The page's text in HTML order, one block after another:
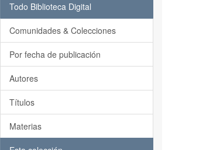
Todo Biblioteca Digital
Comunidades & Colecciones
Por fecha de publicación
Autores
Títulos
Materias